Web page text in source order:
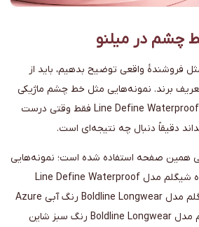
چشم در میلنو
فروشندهٔ واقعی توضیح بدهیم، باید از
برند. نمونه‌هایی مثل خط چشم ماژیکی
مدل Line Define Waterproof Brown فقط وقتی درست
دقیقاً دنبال چه نتیجه‌ای است.
همین صفحه استفاده شده است؛ نمونه‌هایی
مثل خط چشم ماژیکی قهوه شیگلم مدل Line Define Waterproof
Brown، خط چشم ژلی شیگلم مدل Boldline Longwear رنگ آبی Azure
Blue، خط چشم ژلی شیگلم مدل Boldline Longwear رنگ سبز شاین